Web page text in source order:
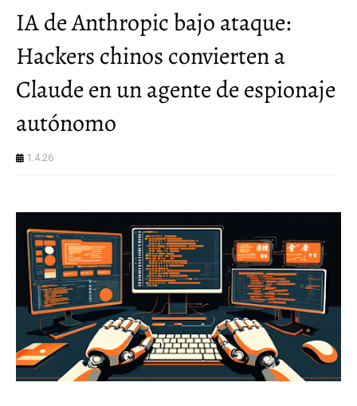
IA de Anthropic bajo ataque:
Hackers chinos convierten a
Claude en un agente de espionaje
autónomo
1.4.26